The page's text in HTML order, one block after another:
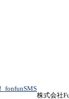
fonfunSMS
株式会社